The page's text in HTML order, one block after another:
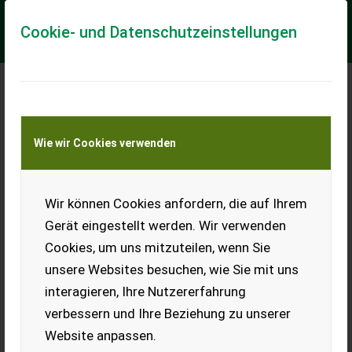
Cookie- und Datenschutzeinstellungen
Wie wir Cookies verwenden
Wir können Cookies anfordern, die auf Ihrem
Gerät eingestellt werden. Wir verwenden
Cookies, um uns mitzuteilen, wenn Sie
unsere Websites besuchen, wie Sie mit uns
interagieren, Ihre Nutzererfahrung
verbessern und Ihre Beziehung zu unserer
Website anpassen.
Meine Transportkostenanfrage
Transport von Land- und Baumaschinen –
KEINE Tiertransporte
JCB 3STH-2S5
JCB 3STH-2S5 Schwenkkippmulde Hydrostat Getriebe
Artikelnummer: GG3356 Baujahr: 2022 Betriebsstunden: 762
Gewicht: 2390 kg Leistung: 18,9 kW ...
EUR 22.000 MwSt nicht ausweisbar